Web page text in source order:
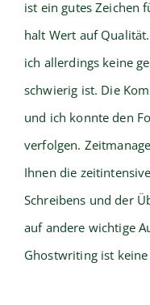
ist ein gutes Zeichen
halt Wert auf
ich allerdings keine
schwierig ist. Die
und ich konnte den
verfolgen.
Ihnen die
Schreibens und der
auf andere wichtige
Ghostwriting ist